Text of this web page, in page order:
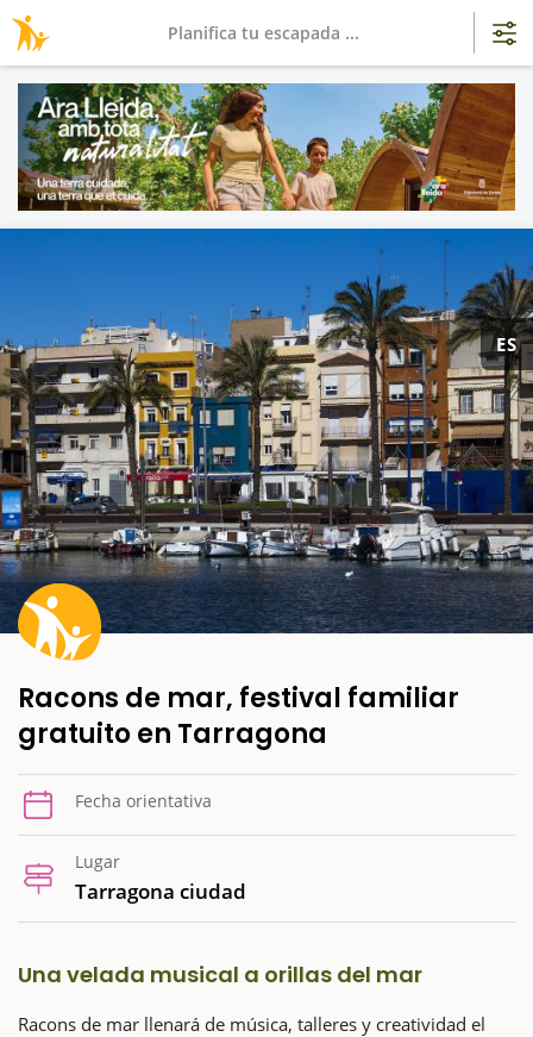
ES
Racons de mar, festival familiar
gratuito en Tarragona
Fecha orientativa
Lugar
Tarragona ciudad
Una velada musical a orillas del mar
Racons de mar llenará de música, talleres y creatividad el
Planifica tu escapada ...